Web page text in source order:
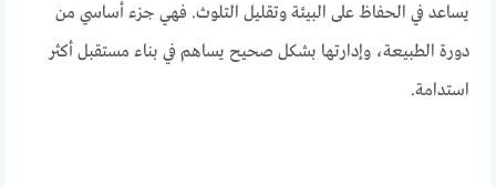
يساعد في الحفاظ على البيئة وتقليل التلوث. فهي جزء أساسي من
دورة الطبيعة، وإدارتها بشكل صحيح يساهم في بناء مستقبل أكثر
استدامة.